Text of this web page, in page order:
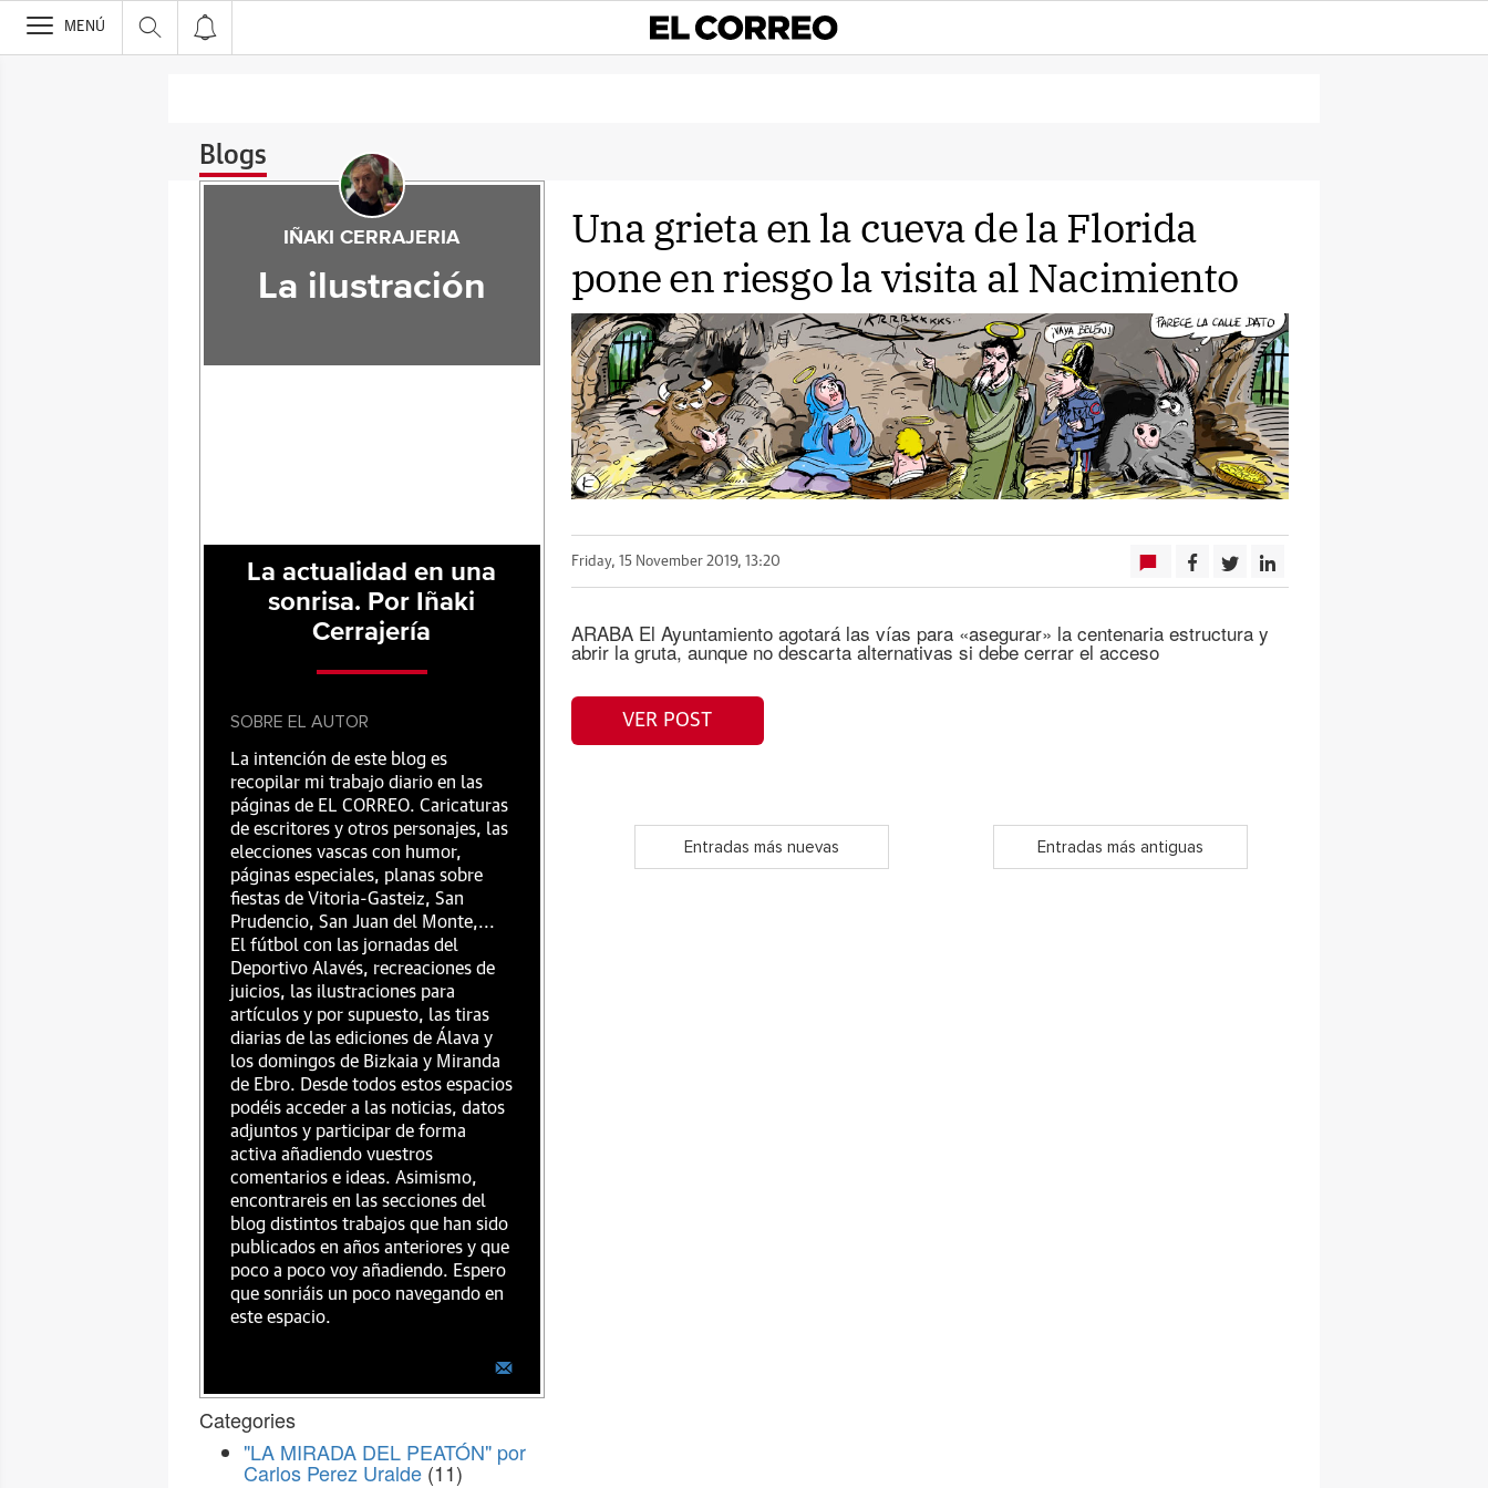
>
MENÚ
Blogs
Una grieta en la cueva de la Florida
pone en riesgo la visita al Nacimiento
Friday, 15 November 2019, 13:20
ARABA El Ayuntamiento agotará las vías para «asegurar» la centenaria estructura y
abrir la gruta, aunque no descarta alternativas si debe cerrar el acceso
VER POST
Entradas más nuevas Entradas más antiguas
IÑAKI CERRAJERIA
La ilustración
La actualidad en una
sonrisa. Por Iñaki
Cerrajería
SOBRE EL AUTOR
La intención de este blog es
recopilar mi trabajo diario en las
páginas de EL CORREO. Caricaturas
de escritores y otros personajes, las
elecciones vascas con humor,
páginas especiales, planas sobre
fiestas de Vitoria-Gasteiz, San
Prudencio, San Juan del Monte,...
El fútbol con las jornadas del
Deportivo Alavés, recreaciones de
juicios, las ilustraciones para
artículos y por supuesto, las tiras
diarias de las ediciones de Álava y
los domingos de Bizkaia y Miranda
de Ebro. Desde todos estos espacios
podéis acceder a las noticias, datos
adjuntos y participar de forma
activa añadiendo vuestros
comentarios e ideas. Asimismo,
encontrareis en las secciones del
blog distintos trabajos que han sido
publicados en años anteriores y que
poco a poco voy añadiendo. Espero
que sonriáis un poco navegando en
este espacio.
Categories
"LA MIRADA DEL PEATÓN" por
Carlos Perez Uralde (11)